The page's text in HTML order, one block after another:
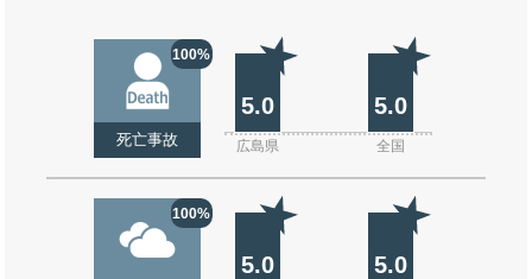
100%
死亡事故
5.0 5.0
広島県 全国
100%
5.0 5.0